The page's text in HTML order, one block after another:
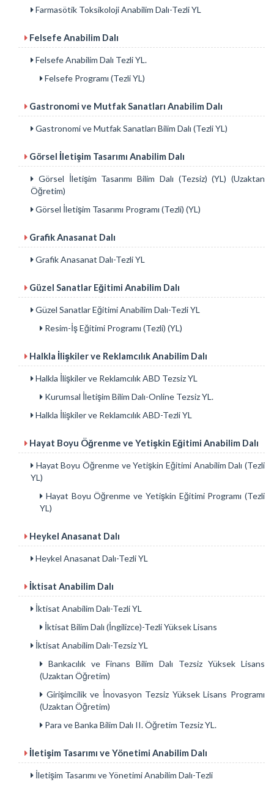
Farmasötik Toksikoloji Anabilim Dalı-Tezli YL
Felsefe Anabilim Dalı
Felsefe Anabilim Dalı Tezli YL.
Felsefe Programı (Tezli YL)
Gastronomi ve Mutfak Sanatları Anabilim Dalı
Gastronomi ve Mutfak Sanatları Bilim Dalı (Tezli YL)
Görsel İletişim Tasarımı Anabilim Dalı
Görsel İletişim Tasarımı Bilim Dalı (Tezsiz) (YL) (Uzaktan
Öğretim)
Görsel İletişim Tasarımı Programı (Tezli) (YL)
Grafik Anasanat Dalı
Grafik Anasanat Dalı-Tezli YL
Güzel Sanatlar Eğitimi Anabilim Dalı
Güzel Sanatlar Eğitimi Anabilim Dalı-Tezli YL
Resim-İş Eğitimi Programı (Tezli) (YL)
Halkla İlişkiler ve Reklamcılık Anabilim Dalı
Halkla İlişkiler ve Reklamcılık ABD Tezsiz YL
Kurumsal İletişim Bilim Dalı-Online Tezsiz YL.
Halkla İlişkiler ve Reklamcılık ABD-Tezli YL
Hayat Boyu Öğrenme ve Yetişkin Eğitimi Anabilim Dalı
Hayat Boyu Öğrenme ve Yetişkin Eğitimi Anabilim Dalı (Tezli
YL)
Hayat Boyu Öğrenme ve Yetişkin Eğitimi Programı (Tezli
YL)
Heykel Anasanat Dalı
Heykel Anasanat Dalı-Tezli YL
İktisat Anabilim Dalı
İktisat Anabilim Dalı-Tezli YL
İktisat Bilim Dalı (İngilizce)-Tezli Yüksek Lisans
İktisat Anabilim Dalı-Tezsiz YL
Bankacılık ve Finans Bilim Dalı Tezsiz Yüksek Lisans
(Uzaktan Öğretim)
Girişimcilik ve İnovasyon Tezsiz Yüksek Lisans Programı
(Uzaktan Öğretim)
Para ve Banka Bilim Dalı II. Öğretim Tezsiz YL.
İletişim Tasarımı ve Yönetimi Anabilim Dalı
İletişim Tasarımı ve Yönetimi Anabilim Dalı-Tezli